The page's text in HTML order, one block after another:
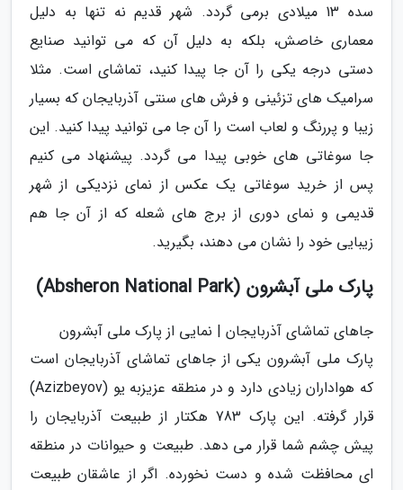
سده 13 میلادی برمی گردد. شهر قدیم نه تنها به دلیل
معماری خاصش، بلکه به دلیل آن که می توانید صنایع
دستی درجه یکی را آن جا پیدا کنید، تماشای است. مثلا
سرامیک های تزئینی و فرش های سنتی آذربایجان که بسیار
زیبا و پررنگ و لعاب است را آن جا می توانید پیدا کنید. این
جا سوغاتی های خوبی پیدا می گردد. پیشنهاد می کنیم
پس از خرید سوغاتی یک عکس از نمای نزدیکی از شهر
قدیمی و نمای دوری از برج های شعله که از آن جا هم
زیبایی خود را نشان می دهند، بگیرید.
پارک ملی آبشرون (Absheron National Park)
جاهای تماشای آذربایجان | نمایی از پارک ملی آبشرون
پارک ملی آبشرون یکی از جاهای تماشای آذربایجان است
که هواداران زیادی دارد و در منطقه عزیزبه یو (Azizbeyov)
قرار گرفته. این پارک 783 هکتار از طبیعت آذربایجان را
پیش چشم شما قرار می دهد. طبیعت و حیوانات در منطقه
ای محافظت شده و دست نخورده. اگر از عاشقان طبیعت